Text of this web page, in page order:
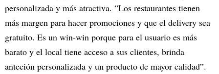
personalizada y más atractiva. “Los restaurantes tienen
más margen para hacer promociones y que el delivery sea
gratuito. Es un win-win porque para el usuario es más
barato y el local tiene acceso a sus clientes, brinda
anteción personalizada y un producto de mayor calidad”.